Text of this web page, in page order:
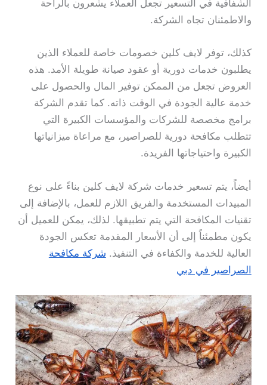
الشفافية في التسعير تجعل العملاء يشعرون بالراحة
والاطمئنان تجاه الشركة.
كذلك، توفر لايف كلين خصومات خاصة للعملاء الذين
يطلبون خدمات دورية أو عقود صيانة طويلة الأمد. هذه
العروض تجعل من الممكن توفير المال والحصول على
خدمة عالية الجودة في الوقت ذاته. كما تقدم الشركة
برامج مخصصة للشركات والمؤسسات الكبيرة التي
تتطلب مكافحة دورية للصراصير، مع مراعاة ميزانياتها
الكبيرة واحتياجاتها الفريدة.
أيضاً، يتم تسعير خدمات شركة لايف كلين بناءً على نوع
المبيدات المستخدمة والفريق اللازم للعمل، بالإضافة إلى
تقنيات المكافحة التي يتم تطبيقها. لذلك، يمكن للعميل أن
يكون مطمئناً إلى أن الأسعار المقدمة تعكس الجودة
العالية للخدمة والكفاءة في التنفيذ. شركة مكافحة
الصراصير في دبي